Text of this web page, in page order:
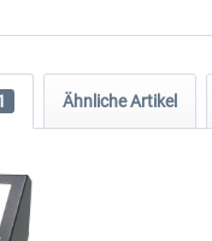
Ähnliche Artikel